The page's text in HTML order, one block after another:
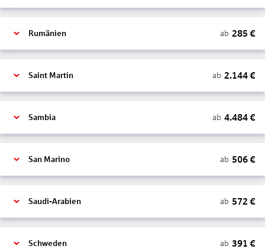
Rumänien ab 285 €
Saint Martin ab 2.144€
Sambia ab 4.484€
San Marino ab 506€
Saudi-Arabien ab 572 €
Schweden ab 391 €